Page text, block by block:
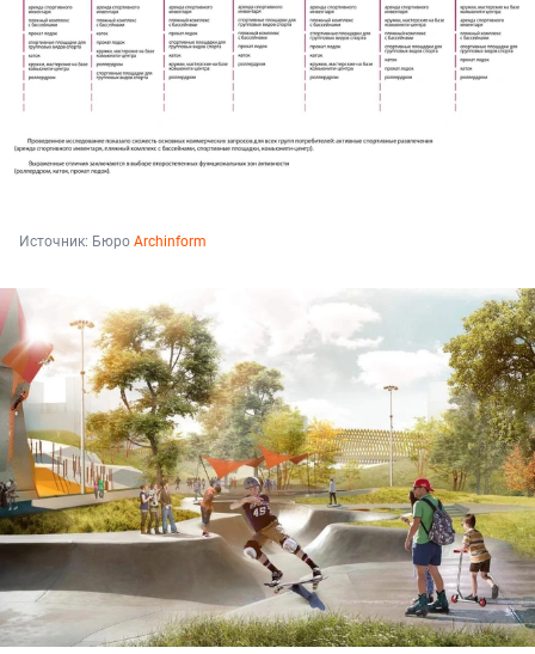
Источник: Бюро Archinform